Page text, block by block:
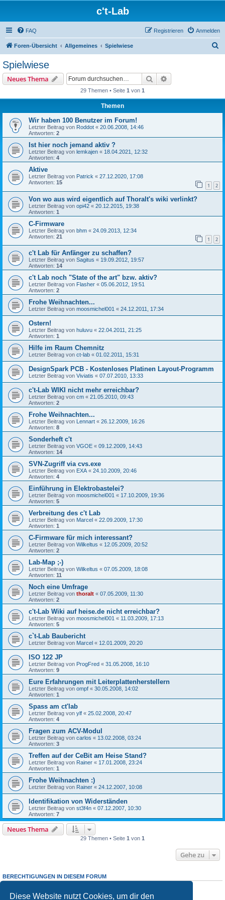
Diese Website nutzt Cookies, um dir den
c't-Lab
FAQ Anmelden
Registrieren
Foren-Übersicht Allgemeines Spielwiese
Spielwiese
Neues Thema Suche
29 Themen • Seite 1 von 1
Themen
Wir haben 100 Benutzer im Forum!
Letzter Beitrag von Roddot « 20.06.2008, 14:46
Antworten: 2
Ist hier noch jemand aktiv ?
Letzter Beitrag von lemkajen « 18.04.2021, 12:32
Antworten: 4
Aktive
Letzter Beitrag von Patrick « 27.12.2020, 17:08
Antworten: 15 1 2
Von wo aus wird eigentlich auf Thoralt's wiki verlinkt?
Letzter Beitrag von opi42 « 20.12.2015, 19:38
Antworten: 1
C-Firmware
Letzter Beitrag von bhm « 24.09.2013, 12:34
Antworten: 21 1 2
c't Lab für Anfänger zu schaffen?
Letzter Beitrag von Sagitus « 19.09.2012, 19:57
Antworten: 14
c't Lab noch "State of the art" bzw. aktiv?
Letzter Beitrag von Flasher « 05.06.2012, 19:51
Antworten: 2
Frohe Weihnachten...
Letzter Beitrag von moosmichel001 « 24.12.2011, 17:34
Ostern!
Letzter Beitrag von huluvu « 22.04.2011, 21:25
Antworten: 1
Hilfe im Raum Chemnitz
Letzter Beitrag von ct-lab « 01.02.2011, 15:31
DesignSpark PCB - Kostenloses Platinen Layout-Programm
Letzter Beitrag von Viviatis « 07.07.2010, 13:33
c't-Lab WIKI nicht mehr erreichbar?
Letzter Beitrag von cm « 21.05.2010, 09:43
Antworten: 2
Frohe Weihnachten...
Letzter Beitrag von Lennart « 26.12.2009, 16:26
Antworten: 8
Sonderheft c't
Letzter Beitrag von VGOE « 09.12.2009, 14:43
Antworten: 14
SVN-Zugriff via cvs.exe
Letzter Beitrag von EXA « 24.10.2009, 20:46
Antworten: 4
Einführung in Elektrobastelei?
Letzter Beitrag von moosmichel001 « 17.10.2009, 19:36
Antworten: 5
Verbreitung des c't Lab
Letzter Beitrag von Marcel « 22.09.2009, 17:30
Antworten: 1
C-Firmware für mich interessant?
Letzter Beitrag von Wilkeltus « 12.05.2009, 20:52
Antworten: 2
Lab-Map ;-)
Letzter Beitrag von Wilkeltus « 07.05.2009, 18:08
Antworten: 11
Noch eine Umfrage
Letzter Beitrag von thoralt « 07.05.2009, 11:30
Antworten: 2
c't-Lab Wiki auf heise.de nicht erreichbar?
Letzter Beitrag von moosmichel001 « 11.03.2009, 17:13
Antworten: 5
c`t-Lab Baubericht
Letzter Beitrag von Marcel « 12.01.2009, 20:20
ISO 122 JP
Letzter Beitrag von ProgFred « 31.05.2008, 16:10
Antworten: 9
Eure Erfahrungen mit Leiterplattenherstellern
Letzter Beitrag von ompf « 30.05.2008, 14:02
Antworten: 1
Spass am ct'lab
Letzter Beitrag von ylf « 25.02.2008, 20:47
Antworten: 4
Fragen zum ACV-Modul
Letzter Beitrag von carlos « 13.02.2008, 03:24
Antworten: 3
Treffen auf der CeBit am Heise Stand?
Letzter Beitrag von Rainer « 17.01.2008, 23:24
Antworten: 1
Frohe Weihnachten :)
Letzter Beitrag von Rainer « 24.12.2007, 10:08
Identifikation von Widerständen
Letzter Beitrag von st3f4n « 07.12.2007, 10:30
Antworten: 7
Neues Thema
29 Themen • Seite 1 von 1
Gehe zu
BERECHTIGUNGEN IN DIESEM FORUM
Du darfst
keine Antworten zu Themen in diesem Forum erstellen.